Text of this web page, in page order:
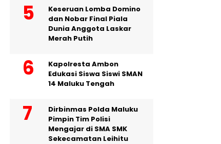
Keseruan Lomba Domino
dan Nobar Final Piala
Dunia Anggota Laskar
Merah Putih
Kapolresta Ambon
Edukasi Siswa Siswi SMAN
14 Maluku Tengah
Dirbinmas Polda Maluku
Pimpin Tim Polisi
Mengajar di SMA SMK
Sekecamatan Leihitu